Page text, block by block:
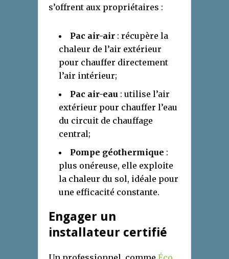
s’offrent aux propriétaires :
Pac air-air : récupère la
chaleur de l’air extérieur
pour chauffer directement
l’air intérieur;
Pac air-eau : utilise l’air
extérieur pour chauffer l’eau
du circuit de chauffage
central;
Pompe géothermique :
plus onéreuse, elle exploite
la chaleur du sol, idéale pour
une efficacité constante.
Engager un
installateur certifié